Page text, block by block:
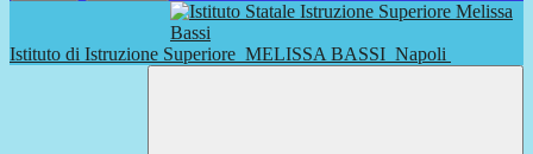
Istituto di Istruzione Superiore MELISSA BASSI Napoli